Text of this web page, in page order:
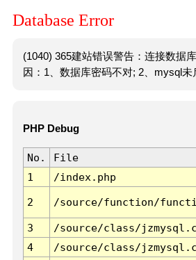
Database Error
(1040) 365建站错误警告：连接数据
因：1、数据库密码不对; 2、mysql未
PHP Debug
No. File
1
/index.php
2 /source/function/
3 /source/class/
4
/source/class/